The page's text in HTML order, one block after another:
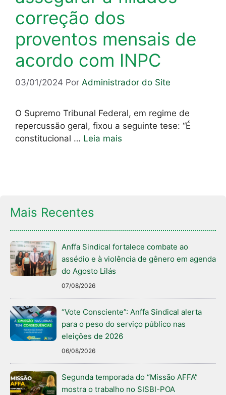
correção dos
proventos mensais de
acordo com INPC
03/01/2024 Por Administrador do Site
O Supremo Tribunal Federal, em regime de
repercussão geral, fixou a seguinte tese: “É
constitucional … Leia mais
Mais Recentes
Anffa Sindical fortalece combate ao
assédio e à violência de gênero em agenda
do Agosto Lilás
07/08/2026
“Vote Consciente”: Anffa Sindical alerta
para o peso do serviço público nas
eleições de 2026
06/08/2026
Segunda temporada do “Missão AFFA”
mostra o trabalho no SISBI-POA